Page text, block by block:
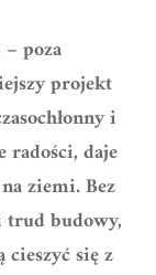
poza
projekt
i
radości, daje
ziemi. Bez
budowy,
cieszyć się z